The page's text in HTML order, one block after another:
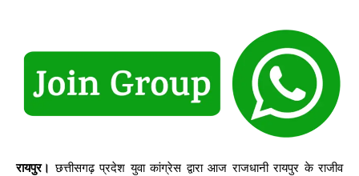
रायपुर। छत्तीसगढ़ प्रदेश युवा कांग्रेस द्वारा आज राजधानी रायपुर के राजीव